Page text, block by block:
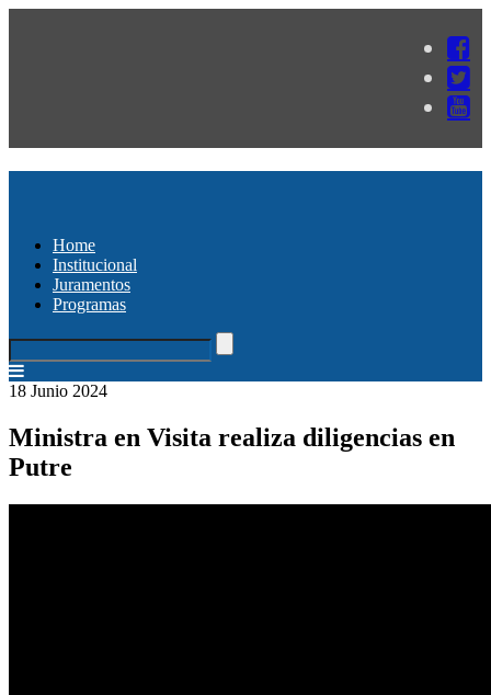
Home
Institucional
Juramentos
Programas
18 Junio 2024
Ministra en Visita realiza diligencias en
Putre